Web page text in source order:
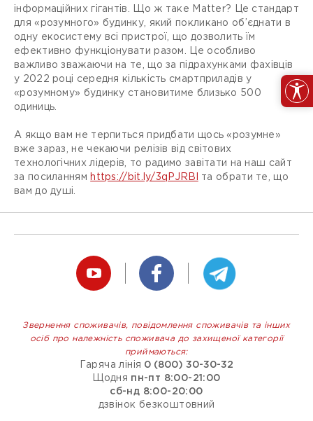
інформаційних гігантів. Що ж таке Matter? Це стандарт
для «розумного» будинку, який покликано об’єднати в
одну екосистему всі пристрої, що дозволить їм
ефективно функціонувати разом. Це особливо
важливо зважаючи на те, що за підрахунками фахівців
у 2022 році середня кількість смартприладів у
«розумному» будинку становитиме близько 500
одиниць.
А якщо вам не терпиться придбати щось «розумне»
вже зараз, не чекаючи релізів від світових
технологічних лідерів, то радимо завітати на наш сайт
за посиланням https://bit.ly/3qPJRBl
та обрати те, що
вам до душі.
Звернення споживачів, повідомлення споживачів та інших
осіб про належність споживача до захищеної категорії
приймаються:
Гаряча лінія 0 (800) 30-30-32
Щодня пн-пт 8:00-21:00
сб-нд 8:00-20:00
дзвінок безкоштовний